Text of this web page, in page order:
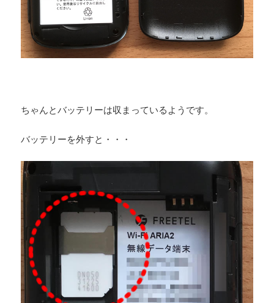
ちゃんとバッテリーは収まっているようです。
バッテリーを外すと・・・